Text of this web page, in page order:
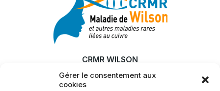
Gérer le consentement aux
cookies
CRMR WILSON
MALADIE